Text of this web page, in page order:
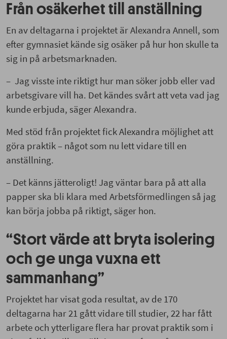
Från osäkerhet till anställning
En av deltagarna i projektet är Alexandra Annell, som
efter gymnasiet kände sig osäker på hur hon skulle ta
sig in på arbetsmarknaden.
– Jag visste inte riktigt hur man söker jobb eller vad
arbetsgivare vill ha. Det kändes svårt att veta vad jag
kunde erbjuda, säger Alexandra.
Med stöd från projektet fick Alexandra möjlighet att
göra praktik – något som nu lett vidare till en
anställning.
– Det känns jätteroligt! Jag väntar bara på att alla
papper ska bli klara med Arbetsförmedlingen så jag
kan börja jobba på riktigt, säger hon.
“Stort värde att bryta isolering
och ge unga vuxna ett
sammanhang”
Projektet har visat goda resultat, av de 170
deltagarna har 21 gått vidare till studier, 22 har fått
arbete och ytterligare flera har provat praktik som i